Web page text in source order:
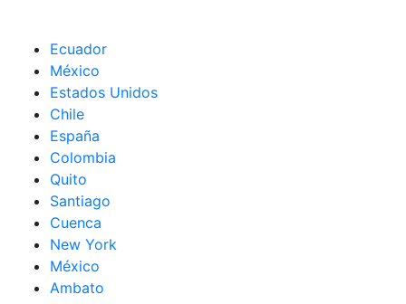
Ecuador
México
Estados Unidos
Chile
España
Colombia
Quito
Santiago
Cuenca
New York
México
Ambato